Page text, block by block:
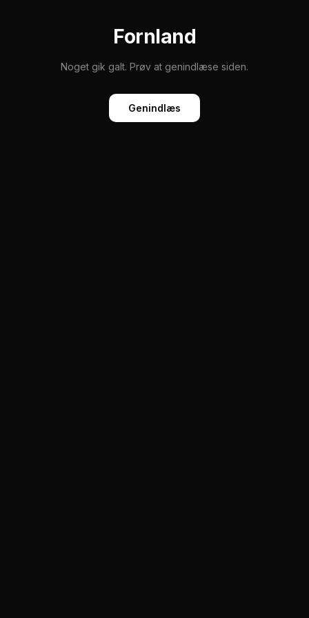
Fornland
Noget gik galt. Prøv at genindlæse siden.
Genindlæs